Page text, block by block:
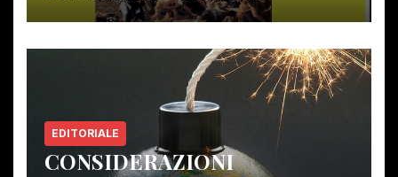
EDITORIALE
CONSIDERAZIONI